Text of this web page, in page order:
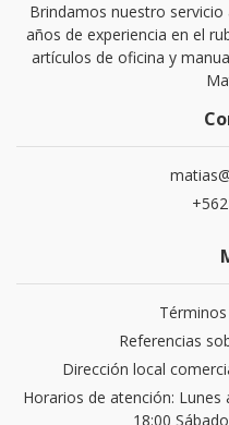
Brindamos nuestro
años de experiencia en el
artículos de oficina y
Referencias
Dirección local
Horarios de atención: Lunes
18:00